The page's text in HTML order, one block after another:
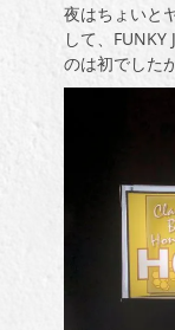
夜はちょいと
して、
のは初でしたが